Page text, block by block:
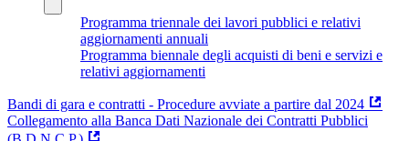
Programma triennale dei lavori pubblici e relativi
aggiornamenti annuali
Programma biennale degli acquisti di beni e servizi e
relativi aggiornamenti
Bandi di gara e contratti - Procedure avviate a partire dal 2024
Collegamento alla Banca Dati Nazionale dei Contratti Pubblici